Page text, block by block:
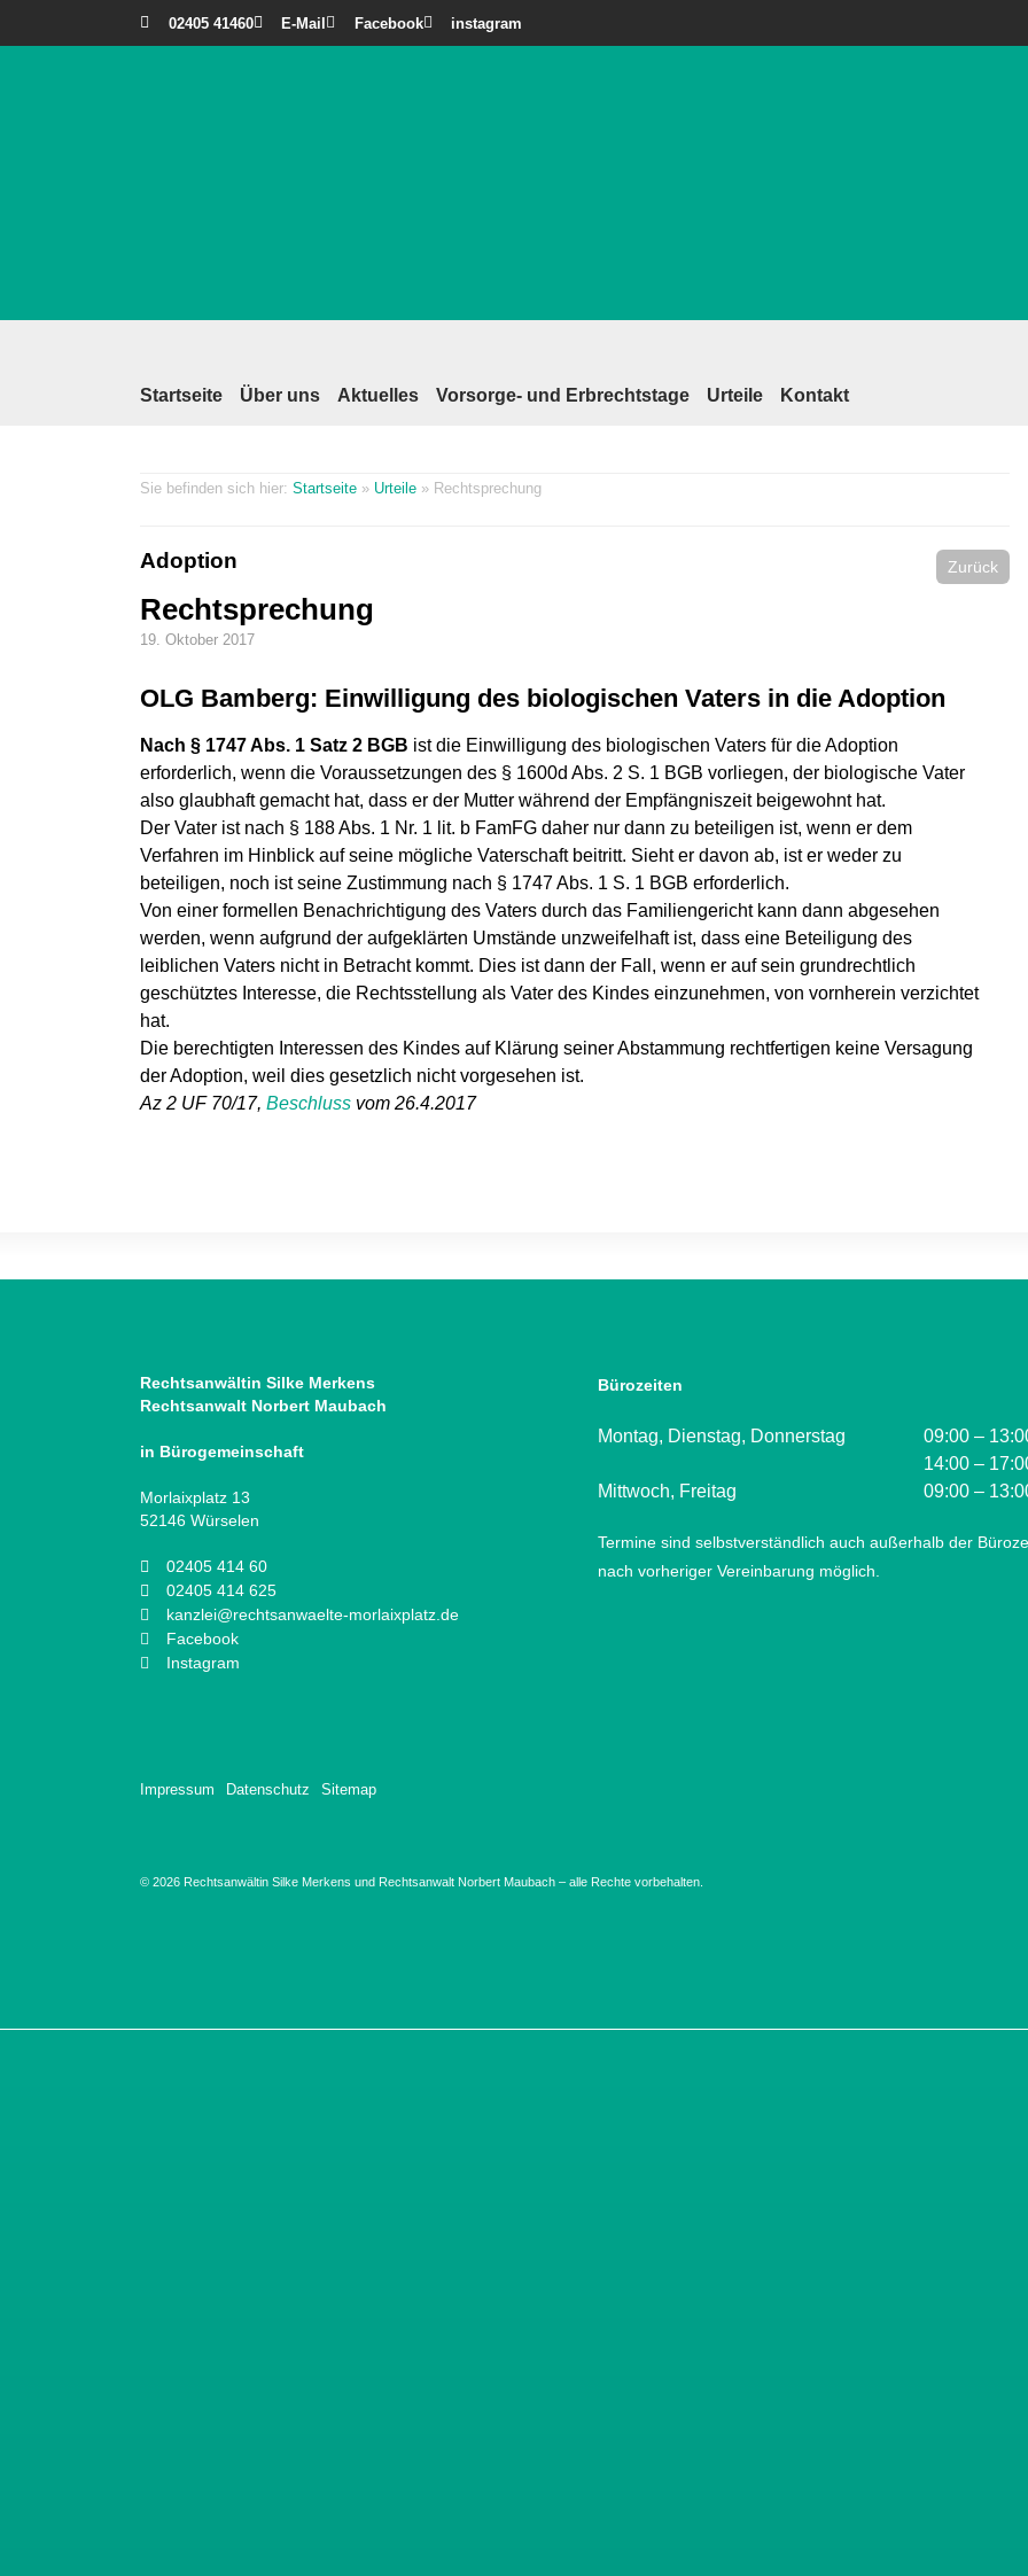
02405 41460 E-Mail Facebook instagram
Startseite Über uns Aktuelles Vorsorge- und Erbrechtstage Urteile Kontakt
Startseite » Urteile » Rechtsprechung
Adoption Zurück
Rechtsprechung
19. Oktober 2017
OLG Bamberg: Einwilligung des biologischen Vaters in die Adoption
Nach § 1747 Abs. 1 Satz 2 BGB ist die Einwilligung des biologischen Vaters für die Adoption
erforderlich, wenn die Voraussetzungen des § 1600d Abs. 2 S. 1 BGB vorliegen, der biologische Vater
also glaubhaft gemacht hat, dass er der Mutter während der Empfängniszeit beigewohnt hat.
Der Vater ist nach § 188 Abs. 1 Nr. 1 lit. b FamFG daher nur dann zu beteiligen ist, wenn er dem
Verfahren im Hinblick auf seine mögliche Vaterschaft beitritt. Sieht er davon ab, ist er weder zu
beteiligen, noch ist seine Zustimmung nach § 1747 Abs. 1 S. 1 BGB erforderlich.
Von einer formellen Benachrichtigung des Vaters durch das Familiengericht kann dann abgesehen
werden, wenn aufgrund der aufgeklärten Umstände unzweifelhaft ist, dass eine Beteiligung des
leiblichen Vaters nicht in Betracht kommt. Dies ist dann der Fall, wenn er auf sein grundrechtlich
geschütztes Interesse, die Rechtsstellung als Vater des Kindes einzunehmen, von vornherein verzichtet
hat.
Die berechtigten Interessen des Kindes auf Klärung seiner Abstammung rechtfertigen keine Versagung
der Adoption, weil dies gesetzlich nicht vorgesehen ist.
Az 2 UF 70/17, Beschluss vom 26.4.2017
Rechtsanwältin Silke Merkens
Rechtsanwalt Norbert Maubach
in Bürogemeinschaft
Morlaixplatz 13
52146 Würselen
02405 414 60
02405 414 625
kanzlei@rechtsanwaelte-morlaixplatz.de
Facebook
Instagram
Bürozeiten
Montag, Dienstag, Donnerstag
09:00 –
14:00 –
Mittwoch, Freitag
09:00 –
Termine sind selbstverständlich auch außerhalb der
nach vorheriger Vereinbarung möglich.
Impressum Datenschutz Sitemap
© 2026 Rechtsanwältin Silke Merkens und Rechtsanwalt Norbert Maubach – alle Rechte vorbehalten.